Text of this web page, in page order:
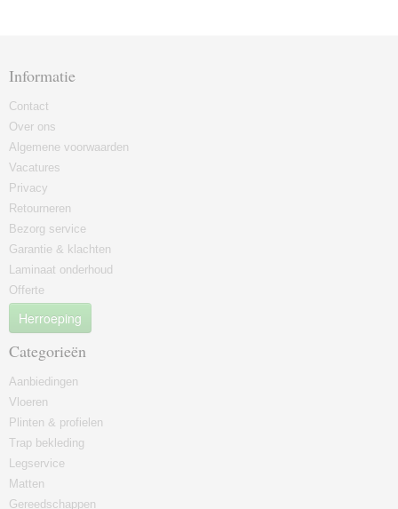
Informatie
Contact
Over ons
Algemene voorwaarden
Vacatures
Privacy
Retourneren
Bezorg service
Garantie & klachten
Laminaat onderhoud
Offerte
Herroeping
Categorieën
Aanbiedingen
Vloeren
Plinten & profielen
Trap bekleding
Legservice
Matten
Gereedschappen